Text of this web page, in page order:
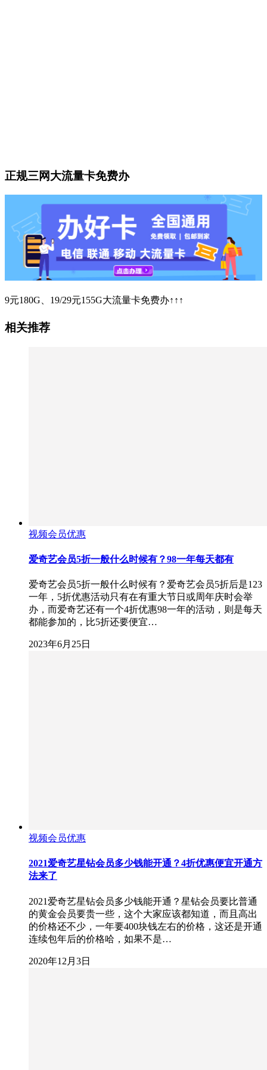
正规三网大流量卡免费办
9元180G、19/29元155G大流量卡免费办↑↑↑
相关推荐
视频会员优惠
爱奇艺会员5折一般什么时候有？98一年每天都有
爱奇艺会员5折一般什么时候有？爱奇艺会员5折后是123
一年，5折优惠活动只有在有重大节日或周年庆时会举
办，而爱奇艺还有一个4折优惠98一年的活动，则是每天
都能参加的，比5折还要便宜…
2023年6月25日
视频会员优惠
2021爱奇艺星钻会员多少钱能开通？4折优惠便宜开通方
法来了
2021爱奇艺星钻会员多少钱能开通？星钻会员要比普通
的黄金会员要贵一些，这个大家应该都知道，而且高出
的价格还不少，一年要400块钱左右的价格，这还是开通
连续包年后的价格哈，如果不是…
2020年12月3日